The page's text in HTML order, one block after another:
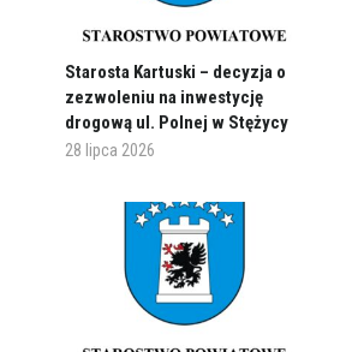
Starosta Kartuski – decyzja o
zezwoleniu na inwestycję
drogową ul. Polnej w Stężycy
28 lipca 2026